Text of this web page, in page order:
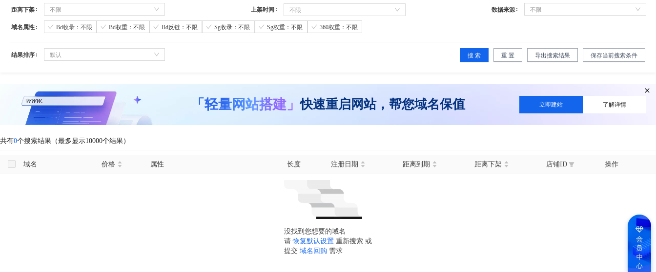
距离下架 不限 上架时间 不限 数据来源 不限
域名属性 Bd收录：不限 Bd权重：不限 Bd反链：不限 Sg收录：不限 Sg权重：不限 360权重：不限
结果排序 默认 搜 索 重 置 导出搜索结果 保存当前搜索条件
「轻量网站搭建」快速重启网站，帮您域名保值 立即建站 了解详情
共有0个搜索结果（最多显示10000个结果）
域名 价格 属性 长度 注册日期 距离到期 距离下架 店铺ID 操作
没找到您想要的域名
请 恢复默认设置 重新搜索 或
提交 域名回购 需求